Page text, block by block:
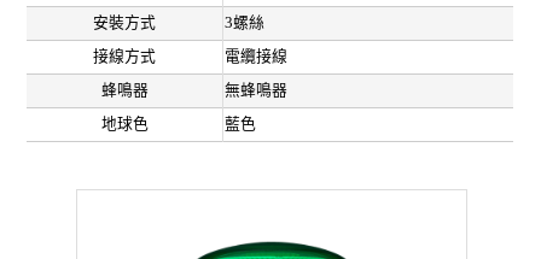
安裝方式
3螺絲
接線方式
電纜接線
蜂鳴器
無蜂鳴器
地球色
藍色